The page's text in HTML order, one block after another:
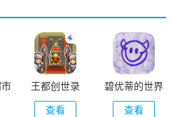
王都创世录
查看
碧优蒂的世界
查看